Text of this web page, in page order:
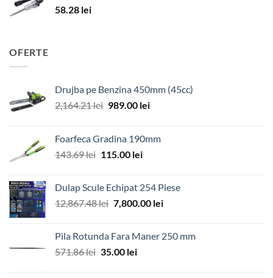
58.28 lei
OFERTE
Drujba pe Benzina 450mm (45cc)
2,164.21lei Prețul
fost:
2,164.21 lei.
989.00 leiPrețul
989.00 lei.
Foarfeca Gradina 190mm
143.69lei Prețul
fost:
143.69 lei.
115.00 leiPrețul
115.00 lei.
Dulap Scule Echipat 254 Piese
12,867.48lei Prețul
fost:
12,867.48 lei.
7,800.00 leiPrețul
7,800.00 lei.
Pila Rotunda Fara Maner 250 mm
571.86lei Prețul
35.00 leiPrețul